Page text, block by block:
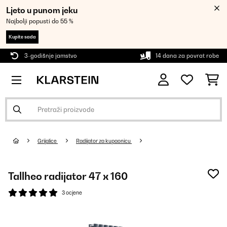
Ljeto u punom jeku
Najbolji popusti do 55 %
Kupite sada
3-godišnje jamstvo 14 dana za povrat robe
Grijalice Radijator za kupaonicu
Tallheo radijator 47 x 160
3 ocjene